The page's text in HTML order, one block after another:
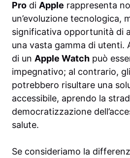
Pro di Apple rappresenta
un’evoluzione tecnologica,
significativa opportunità di
una vasta gamma di utenti.
di un Apple Watch può
impegnativo; al contrario,
potrebbero risultare una
accessibile, aprendo la
democratizzazione
salute.
Se consideriamo la